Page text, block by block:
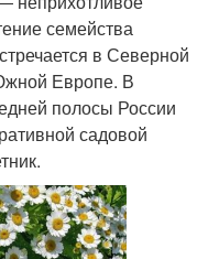
семейства
в Северной
Европе. В
полосы России
садовой